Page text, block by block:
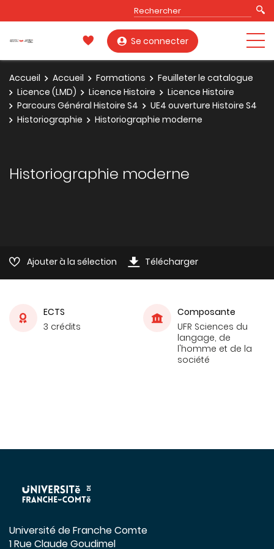
Se connecter
Accueil Accueil Formations
Feuilleter le catalogue
Licence (LMD)
Licence Histoire
Licence Histoire
Parcours Général Histoire S4
UE4 ouverture Histoire S4
Historiographie
Historiographie moderne
Historiographie moderne
Ajouter à la sélection Télécharger
ECTS
3 crédits
Composante
UFR Sciences du
langage, de
l'homme et de la
société
Université de Franche Comte
1 Rue Claude Goudimel